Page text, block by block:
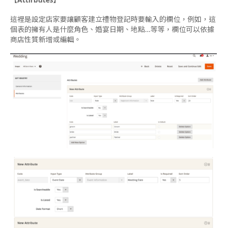
這裡是設定店家要讓顧客建立禮物登記時要輸入的欄位，例如，這
個表的擁有人是什麼角色、婚宴日期、地點…等等，欄位可以依據
商店性質新增或編輯。